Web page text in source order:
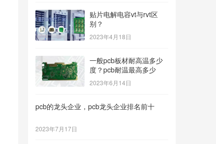
贴片电解电容vt与rvt区
别？
2023年4月18日
一般pcb板材耐高温多少
度？pcb耐温最高多少
2023年6月14日
pcb的龙头企业，pcb龙头企业排名前十
2023年7月17日